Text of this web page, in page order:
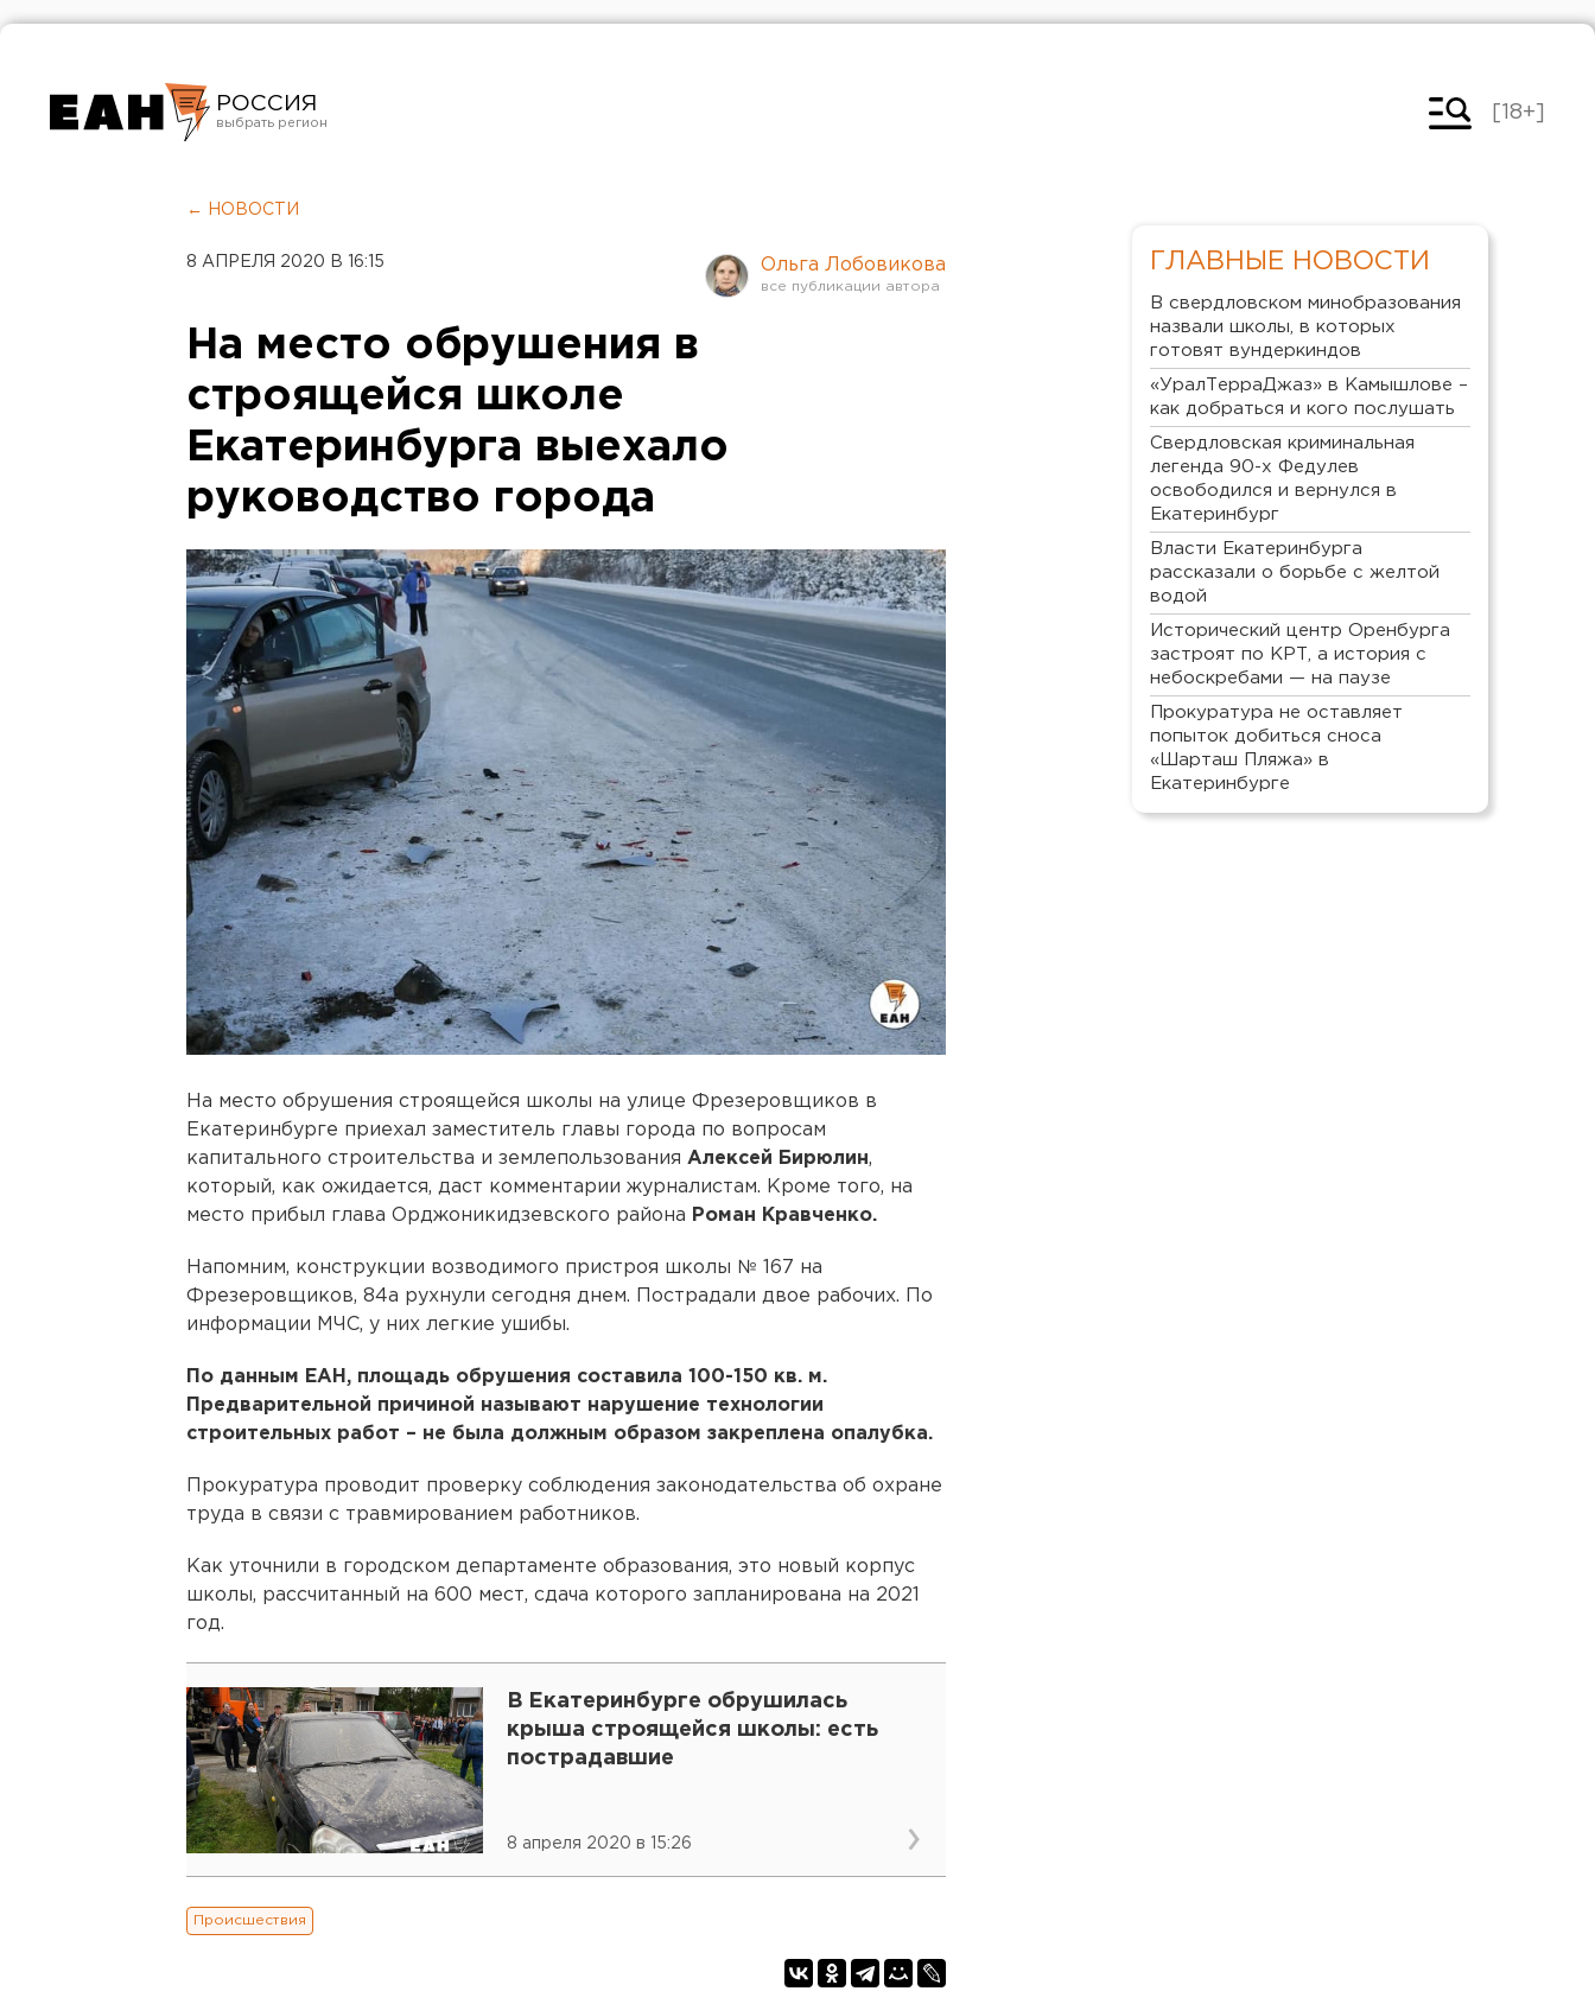
РОССИЯ
Челябинск
[18+]
← НОВОСТИ
8 АПРЕЛЯ 2020 В 16:15 Ольга Лобовикова
На место обрушения в
строящейся школе
Екатеринбурга выехало
руководство города
На место обрушения строящейся школы на улице Фрезеровщиков в
Екатеринбурге приехал заместитель главы города по вопросам
капитального строительства и землепользования Алексей Бирюлин,
который, как ожидается, даст комментарии журналистам. Кроме того, на
место прибыл глава Орджоникидзевского района Роман Кравченко.
Напомним, конструкции возводимого пристроя школы № 167 на
Фрезеровщиков, 84а рухнули сегодня днем. Пострадали двое рабочих. По
информации МЧС, у них легкие ушибы.
По данным ЕАН, площадь обрушения составила 100-150 кв. м.
Предварительной причиной называют нарушение технологии
строительных работ – не была должным образом закреплена опалубка.
Прокуратура проводит проверку соблюдения законодательства об охране
труда в связи с травмированием работников.
Как уточнили в городском департаменте образования, это новый корпус
школы, рассчитанный на 600 мест, сдача которого запланирована на 2021
год.
В Екатеринбурге обрушилась
крыша строящейся школы: есть
пострадавшие
8 апреля 2020 в 15:26
Происшествия
ГЛАВНЫЕ НОВОСТИ
В свердловском минобразования
назвали школы, в которых
готовят вундеркиндов
«УралТерраДжаз» в Камышлове –
как добраться и кого послушать
Свердловская криминальная
легенда 90-х Федулев
освободился и вернулся в
Екатеринбург
Власти Екатеринбурга
рассказали о борьбе с желтой
водой
Исторический центр Оренбурга
застроят по КРТ, а история с
небоскребами — на паузе
Прокуратура не оставляет
попыток добиться сноса
«Шарташ Пляжа» в
Екатеринбурге